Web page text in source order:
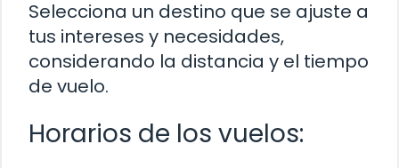
Selecciona un destino que se ajuste a
tus intereses y necesidades,
considerando la distancia y el tiempo
de vuelo.
Horarios de los vuelos: